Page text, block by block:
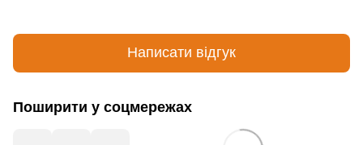
Написати відгук
Поширити у соцмережах